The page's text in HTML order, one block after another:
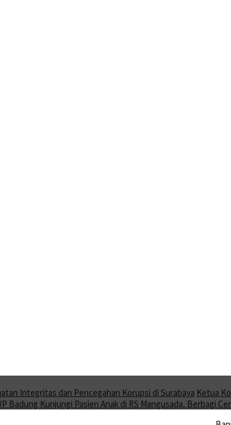
Integritas dan Pencegahan Korupsi di Surabaya Ketua
Badung Kunjungi Pasien Anak di RS Mangusada, Berbagi